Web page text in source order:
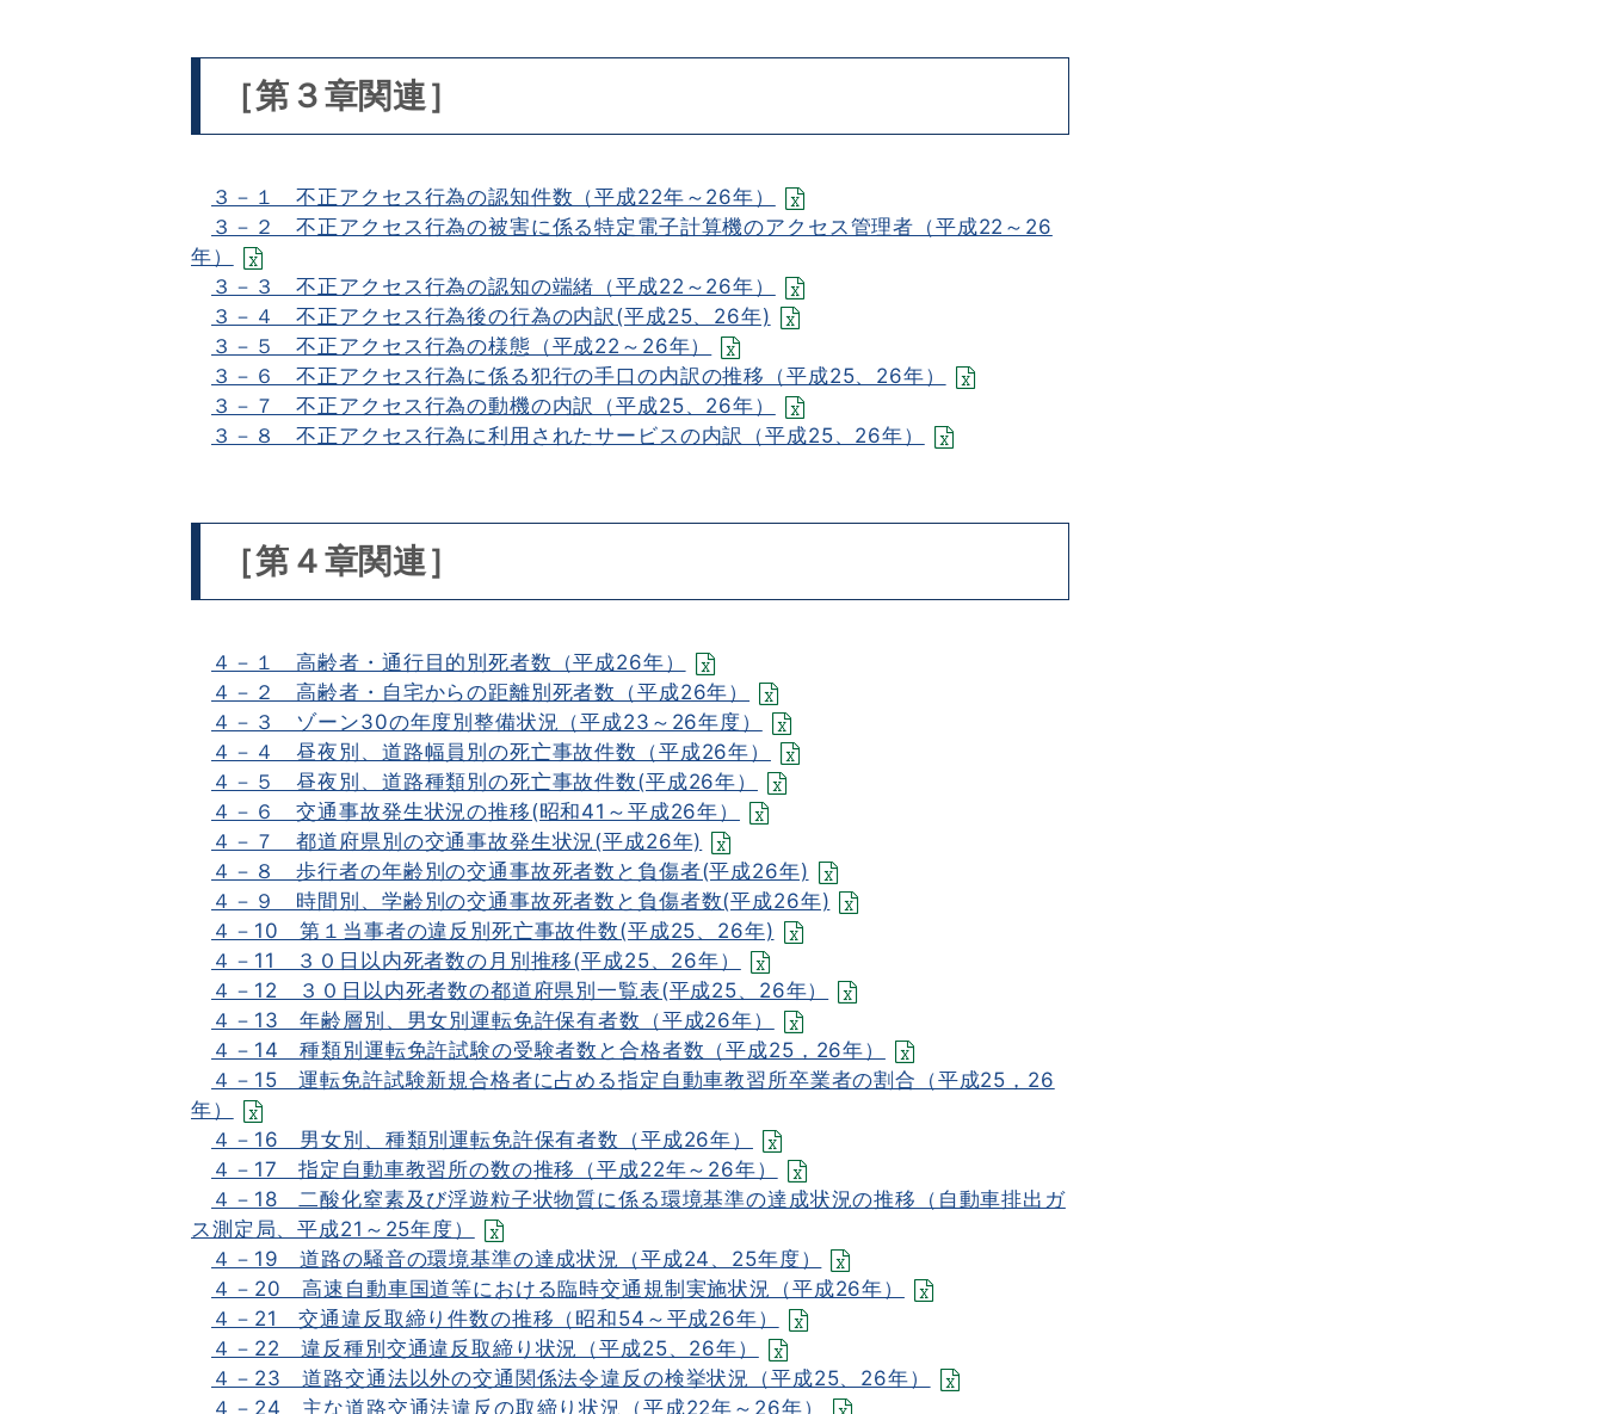
［第３章関連］
３－１ 不正アクセス行為の認知件数（平成22年～26年）
３－２ 不正アクセス行為の被害に係る特定電子計算機のアクセス管理者（平成22～26
年）
３－３ 不正アクセス行為の認知の端緒（平成22～26年）
３－４ 不正アクセス行為後の行為の内訳(平成25、26年)
３－５ 不正アクセス行為の様態（平成22～26年）
３－６ 不正アクセス行為に係る犯行の手口の内訳の推移（平成25、26年）
３－７ 不正アクセス行為の動機の内訳（平成25、26年）
３－８ 不正アクセス行為に利用されたサービスの内訳（平成25、26年）
［第４章関連］
４－１ 高齢者・通行目的別死者数（平成26年）
４－２ 高齢者・自宅からの距離別死者数（平成26年）
４－３ ゾーン30の年度別整備状況（平成23～26年度）
４－４ 昼夜別、道路幅員別の死亡事故件数（平成26年）
４－５ 昼夜別、道路種類別の死亡事故件数(平成26年）
４－６ 交通事故発生状況の推移(昭和41～平成26年）
４－７ 都道府県別の交通事故発生状況(平成26年)
４－８ 歩行者の年齢別の交通事故死者数と負傷者(平成26年)
４－９ 時間別、学齢別の交通事故死者数と負傷者数(平成26年)
４－10 第１当事者の違反別死亡事故件数(平成25、26年)
４－11 ３０日以内死者数の月別推移(平成25、26年）
４－12 ３０日以内死者数の都道府県別一覧表(平成25、26年）
４－13 年齢層別、男女別運転免許保有者数（平成26年）
４－14 種類別運転免許試験の受験者数と合格者数（平成25，26年）
４－15 運転免許試験新規合格者に占める指定自動車教習所卒業者の割合（平成25，26
年）
４－16 男女別、種類別運転免許保有者数（平成26年）
４－17 指定自動車教習所の数の推移（平成22年～26年）
４－18 二酸化窒素及び浮遊粒子状物質に係る環境基準の達成状況の推移（自動車排出ガ
ス測定局、平成21～25年度）
４－19 道路の騒音の環境基準の達成状況（平成24、25年度）
４－20 高速自動車国道等における臨時交通規制実施状況（平成26年）
４－21 交通違反取締り件数の推移（昭和54～平成26年）
４－22 違反種別交通違反取締り状況（平成25、26年）
４－23 道路交通法以外の交通関係法令違反の検挙状況（平成25、26年）
４－24 主な道路交通法違反の取締り状況（平成22年～26年）